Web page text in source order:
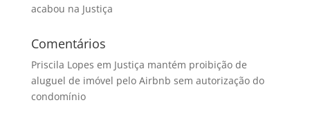
acabou na Justiça
Comentários
Priscila Lopes em Justiça mantém proibição de
aluguel de imóvel pelo Airbnb sem autorização do
condomínio